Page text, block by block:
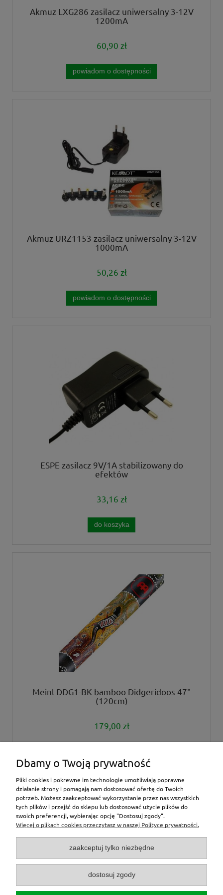
Akmuz LXG286 zasilacz uniwersalny 3-12V
1200mA
60,90 zł
powiadom o dostępności
Akmuz URZ1153 zasilacz uniwersalny 3-12V
1000mA
50,26 zł
powiadom o dostępności
ESPE zasilacz 9V/1A stabilizowany do
efektów
33,16 zł
do koszyka
Meinl DDG1-BK bamboo Didgeridoos 47"
(120cm)
179,00 zł
inne
Moje konto
O nas
Zamówienia
Dbamy o Twoją prywatność
Pliki cookies i pokrewne im technologie umożliwiają poprawne
działanie strony i pomagają nam dostosować ofertę do Twoich
potrzeb. Możesz zaakceptować wykorzystanie przez nas wszystkich
tych plików i przejść do sklepu lub dostosować użycie plików do
swoich preferencji, wybierając opcję "Dostosuj zgody".
Więcej o plikach cookies przeczytasz w naszej Polityce prywatności.
zaakceptuj tylko niezbędne
dostosuj zgody